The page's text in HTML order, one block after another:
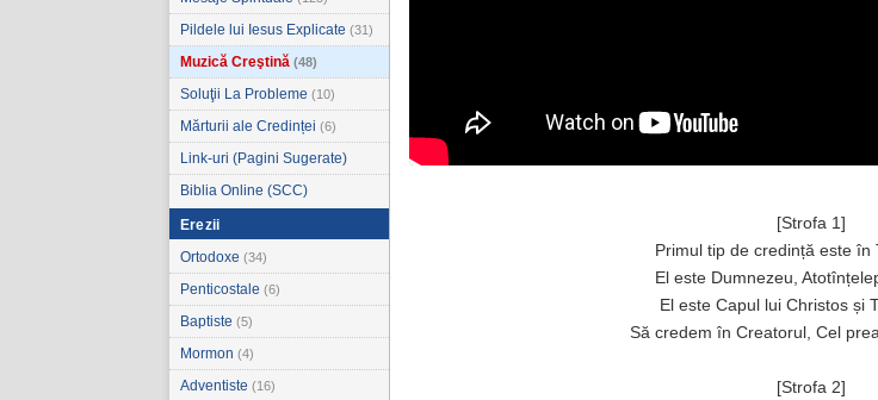
Pildele lui Iesus Explicate (31)
Muzică Creştină (48)
Soluţii La Probleme (10)
Mărturii ale Credinței (6)
Link-uri (Pagini Sugerate)
Biblia Online (SCC)
Erezii
Ortodoxe (34)
Penticostale (6)
Baptiste (5)
Mormon (4)
Adventiste (16)
[Strofa 1]
Primul tip de credință este în
El este Dumnezeu,
El este Capul lui Christos și
Să credem în Creatorul, Cel
[Strofa 2]